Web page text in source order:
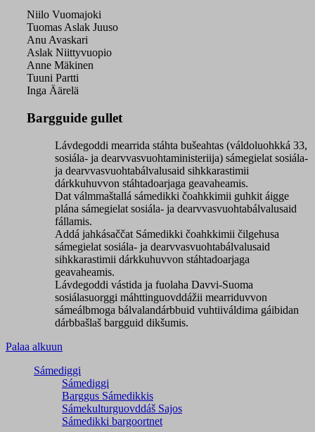
Niilo Vuomajoki
Tuomas Aslak Juuso
Anu Avaskari
Aslak Niittyvuopio
Anne Mäkinen
Tuuni Partti
Inga Äärelä
Bargguide gullet
Lávdegoddi mearrida stáhta bušeahtas (váldoluohkká 33,
sosiála- ja dearvvasvuohtaministeriija) sámegielat sosiála-
ja dearvvasvuohtabálvalusaid sihkkarastimii
dárkkuhuvvon stáhtadoarjaga geavaheamis.
Dat válmmaštallá sámedikki čoahkkimii guhkit áigge
plána sámegielat sosiála- ja dearvvasvuohtabálvalusaid
fállamis.
Addá jahkásaččat Sámedikki čoahkkimii čilgehusa
sámegielat sosiála- ja dearvvasvuohtabálvalusaid
sihkkarastimii dárkkuhuvvon stáhtadoarjaga
geavaheamis.
Lávdegoddi vástida ja fuolaha Davvi-Suoma
sosiálasuorggi máhttinguovddážii mearriduvvon
sámeálbmoga bálvalandárbbuid vuhtiiváldima gáibidan
dárbbašlaš bargguid dikšumis.
Palaa alkuun
Sámediggi
Sámediggi
Barggus Sámedikkis
Sámekulturguovddáš Sajos
Sámedikki bargoortnet